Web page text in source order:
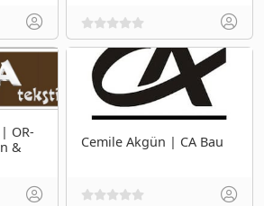
OR-
&
Cemile Akgün | CA Bau